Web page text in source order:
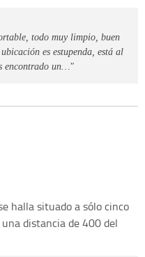
todo muy limpio, buen
es estupenda, está al
encontrado un…"
halla situado a sólo cinco
distancia de 400 del